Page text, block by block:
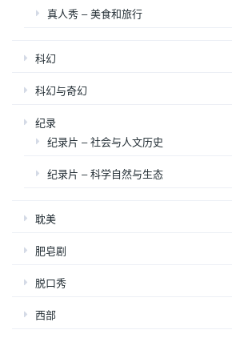
真人秀 – 美食和旅行
科幻
科幻与奇幻
纪录
纪录片 – 社会与人文历史
纪录片 – 科学自然与生态
耽美
肥皂剧
脱口秀
西部